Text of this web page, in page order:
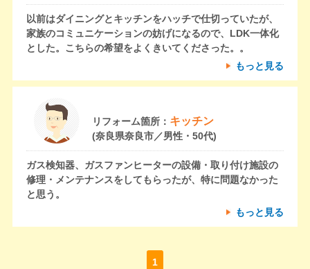
以前はダイニングとキッチンをハッチで仕切っていたが、
家族のコミュニケーションの妨げになるので、LDK一体化
とした。こちらの希望をよくきいてくださった。。
もっと見る
リフォーム箇所： キッチン
(奈良県奈良市／男性・50代)
ガス検知器、ガスファンヒーターの設備・取り付け施設の
修理・メンテナンスをしてもらったが、特に問題なかった
と思う。
もっと見る
1